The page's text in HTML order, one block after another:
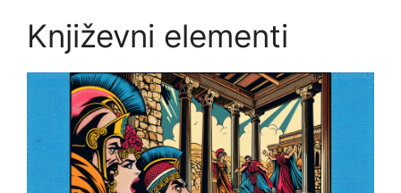
Književni elementi